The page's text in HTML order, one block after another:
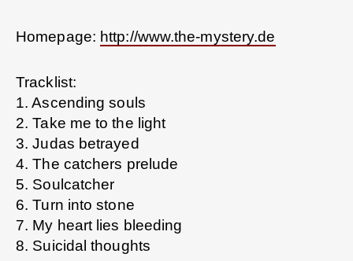
Homepage: http://www.the-mystery.de
Tracklist:
1. Ascending souls
2. Take me to the light
3. Judas betrayed
4. The catchers prelude
5. Soulcatcher
6. Turn into stone
7. My heart lies bleeding
8. Suicidal thoughts